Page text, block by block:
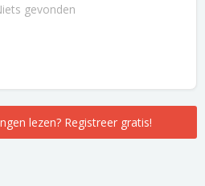
gevonden
lezen? Registreer gratis!